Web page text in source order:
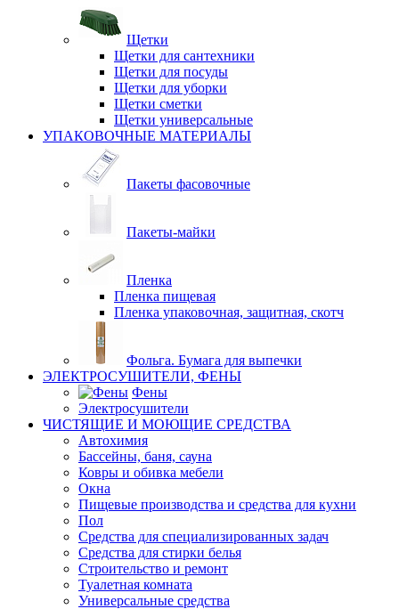
Щетки
Щетки для сантехники
Щетки для посуды
Щетки для уборки
Щетки сметки
Щетки универсальные
УПАКОВОЧНЫЕ МАТЕРИАЛЫ
Пакеты фасовочные
Пакеты-майки
Пленка
Пленка пищевая
Пленка упаковочная, защитная, скотч
Фольга. Бумага для выпечки
ЭЛЕКТРОСУШИТЕЛИ, ФЕНЫ
Фены
Электросушители
ЧИСТЯЩИЕ И МОЮЩИЕ СРЕДСТВА
Автохимия
Бассейны, баня, сауна
Ковры и обивка мебели
Окна
Пищевые производства и средства для кухни
Пол
Средства для специализированных задач
Средства для стирки белья
Строительство и ремонт
Туалетная комната
Универсальные средства